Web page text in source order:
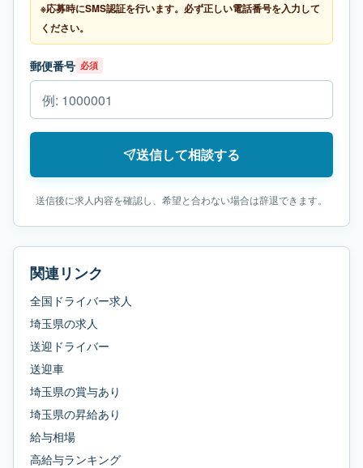
※応募時にSMS認証を行います。必ず正しい電話番号を入力して
ください。
郵便番号 必須
送信して相談する
送信後に求人内容を確認し、希望と合わない場合は辞退できます。
関連リンク
全国ドライバー求人
埼玉県の求人
送迎ドライバー
送迎車
埼玉県の賞与あり
埼玉県の昇給あり
給与相場
高給与ランキング